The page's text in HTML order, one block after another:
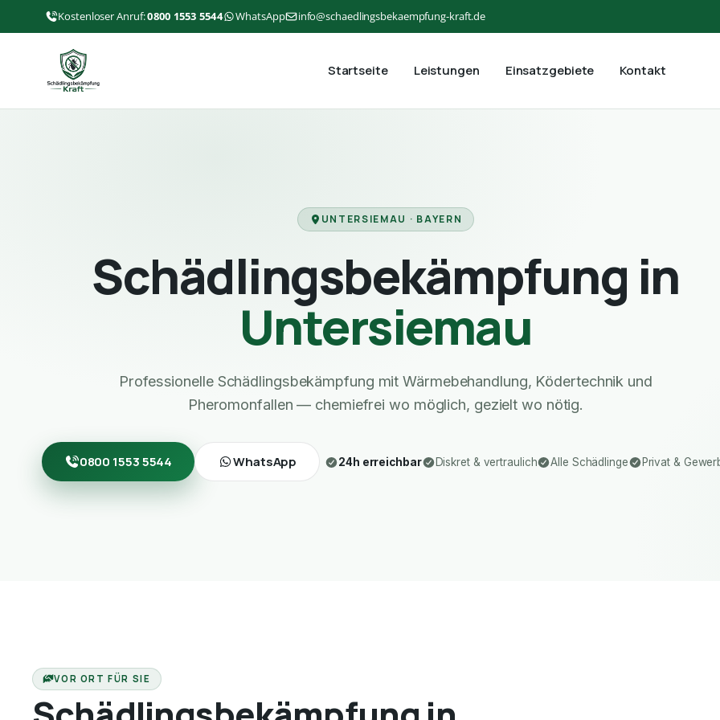
Kostenloser Anruf:0800 1553 5544 WhatsApp info@schaedlingsbekaempfung-kraft.de
Startseite Leistungen Einsatzgebiete Kontakt
UNTERSIEMAU · BAYERN
Schädlingsbekämpfung in
Untersiemau
Professionelle Schädlingsbekämpfung mit Wärmebehandlung, Ködertechnik und
Pheromonfallen — chemiefrei wo möglich, gezielt wo nötig.
0800 1553 5544 WhatsApp 24h erreichbar Diskret & vertraulich Alle Schädlinge Privat &
VOR ORT FÜR SIE